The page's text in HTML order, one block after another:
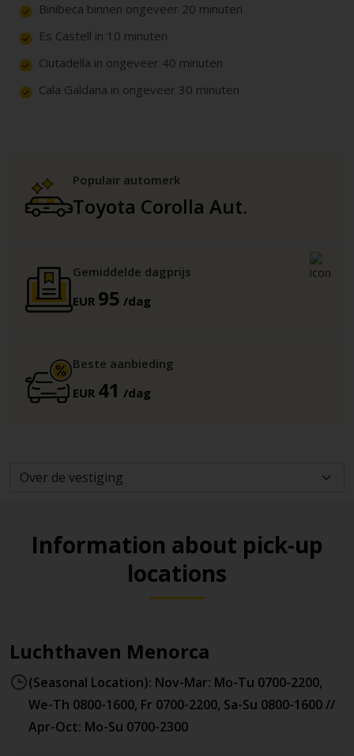
Binibeca binnen ongeveer 20 minuten
Es Castell in 10 minuten
Ciutadella in ongeveer 40 minuten
Cala Galdana in ongeveer 30 minuten
Populair automerk
Toyota Corolla Aut.
Gemiddelde dagprijs
EUR 95 /dag
Beste aanbieding
EUR 41 /dag
Information about pick-up
locations
Luchthaven Menorca
(Seasonal Location): Nov-Mar: Mo-Tu 0700-2200,
We-Th 0800-1600, Fr 0700-2200, Sa-Su 0800-1600 //
Apr-Oct: Mo-Su 0700-2300